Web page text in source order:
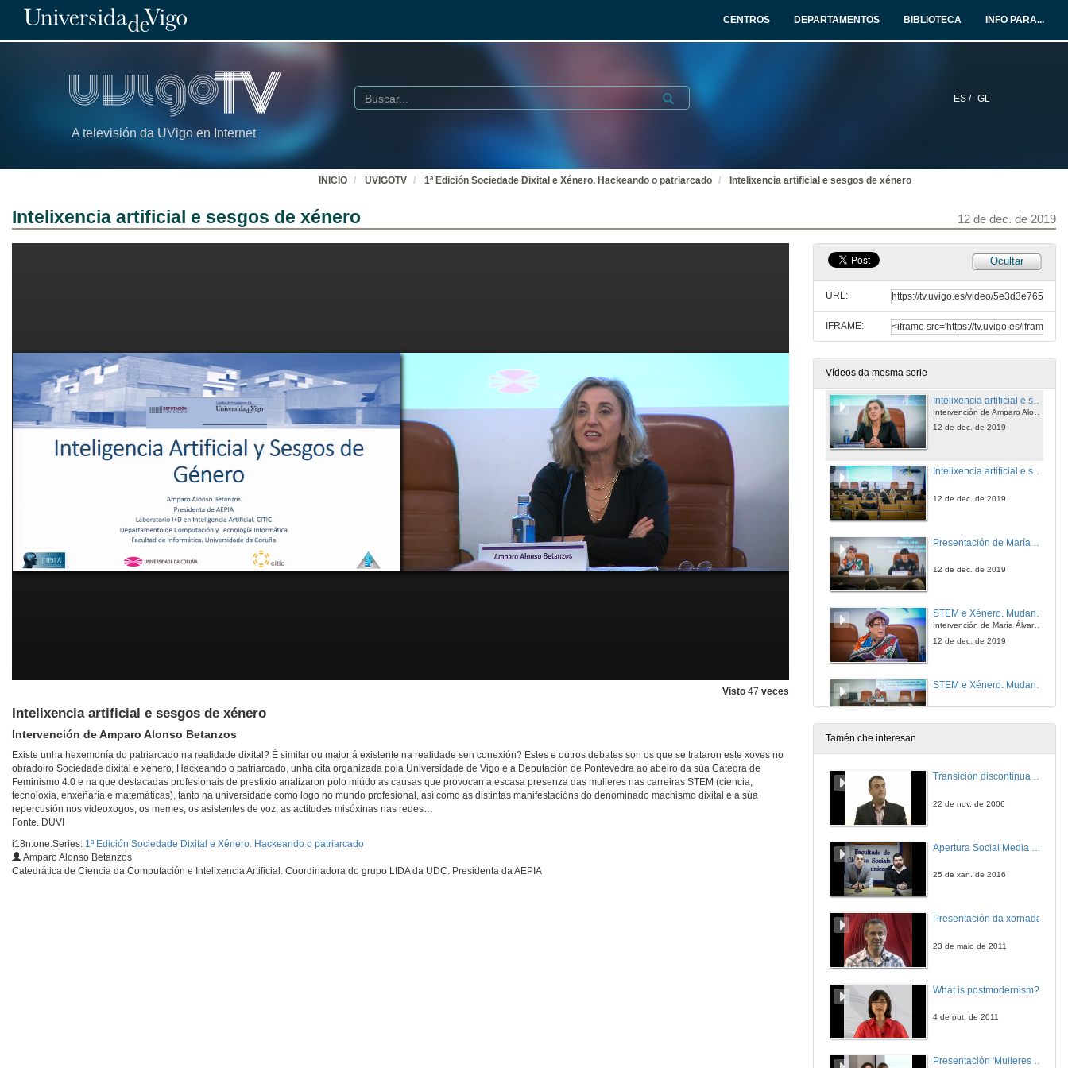
CENTROS DEPARTAMENTOS BIBLIOTECA INFO PARA...
A televisión da UVigo en Internet
ES / GL
Buscar Submit
INICIO UVIGOTV 1ª Edición Sociedade Dixital e Xénero. Hackeando o patriarcado Intelixencia artificial e sesgos de xénero
Intelixencia artificial e sesgos de xénero 12 de dec. de 2019
Visto 47 veces
Intelixencia artificial e sesgos de xénero
Intervención de Amparo Alonso Betanzos
Existe unha hexemonía do patriarcado na realidade dixital? É similar ou maior á existente na realidade sen conexión? Estes e outros debates son os que se trataron este xoves no
obradoiro Sociedade dixital e xénero, Hackeando o patriarcado, unha cita organizada pola Universidade de Vigo e a Deputación de Pontevedra ao abeiro da súa Cátedra de
Feminismo 4.0 e na que destacadas profesionais de prestixio analizaron polo miúdo as causas que provocan a escasa presenza das mulleres nas carreiras STEM (ciencia,
tecnoloxía, enxeñaría e matemáticas), tanto na universidade como logo no mundo profesional, así como as distintas manifestacións do denominado machismo dixital e a súa
repercusión nos videoxogos, os memes, os asistentes de voz, as actitudes misóxinas nas redes…
Fonte. DUVI
i18n.one.Series: 1ª Edición Sociedade Dixital e Xénero. Hackeando o patriarcado
Amparo Alonso Betanzos
Catedrática de Ciencia da Computación e Intelixencia Artificial. Coordinadora do grupo LIDA da UDC. Presidenta da AEPIA
Ocultar
URL:
IFRAME:
Vídeos da mesma serie
Intervención de Mónica Valderrama, vicerrectora de comunicación de la Universidade de Vigo
12 de dec. de 2019
Presentación de Carmela Silva
Intervención de Carmela Silva, presidenta da Deputación de Pontevedra
12 de dec. de 2019
Intervención de Amparo Alonso Betanzos
12 de dec. de 2019
Intelixencia artificial e sesgos de xénero. Quenda de cuestións
12 de dec. de 2019
12 de dec. de 2019
STEM e Xénero. Mudanzas nas mulleres versus mudanzas no sistema
Intervención de María Álvarez Lires
12 de dec. de 2019
Presentación das intervintes
12 de dec. de 2019
12 de dec. de 2019
Tamén che interesan
Transición discontinua de partículas de microgel termosensible
22 de nov. de 2006
25 de xan. de 2016
Presentación da xornada
23 de maio de 2011
What is postmodernism?
4 de out. de 2011
Presentación 'Mulleres no software libre'